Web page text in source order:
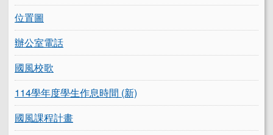
位置圖
辦公室電話
國風校歌
114學年度學生作息時間 (新)
國風課程計畫